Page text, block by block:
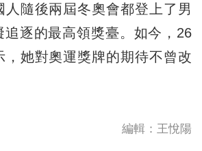
人隨後兩屆冬奧會都登上了男
追逐的最高領獎臺。如今，26
，她對奧運獎牌的期待不曾改
編輯：王悅陽